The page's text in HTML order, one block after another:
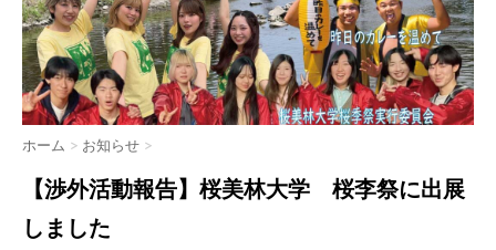
ホーム > お知らせ >
【渉外活動報告】桜美林大学 桜李祭に出展
しました